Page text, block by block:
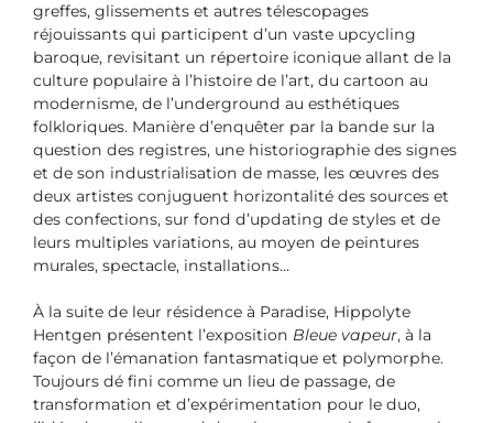
greffes, glissements et autres télescopages
réjouissants qui participent d’un vaste upcycling
baroque, revisitant un répertoire iconique allant de la
culture populaire à l’histoire de l’art, du cartoon au
modernisme, de l’underground au esthétiques
folkloriques. Manière d’enquêter par la bande sur la
question des registres, une historiographie des signes
et de son industrialisation de masse, les œuvres des
deux artistes conjuguent horizontalité des sources et
des confections, sur fond d’updating de styles et de
leurs multiples variations, au moyen de peintures
murales, spectacle, installations…
À la suite de leur résidence à Paradise, Hippolyte
Hentgen présentent l’exposition Bleue vapeur, à la
façon de l’émanation fantasmatique et polymorphe.
Toujours dé fini comme un lieu de passage, de
transformation et d’expérimentation pour le duo,